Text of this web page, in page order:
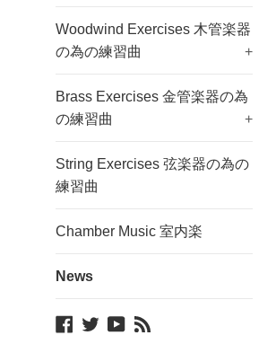
Woodwind Exercises 木管楽器
の為の練習曲
+
Brass Exercises 金管楽器の為
の練習曲
+
String Exercises 弦楽器の為の
練習曲
Chamber Music 室内楽
News
Facebook
TwitterYouTube